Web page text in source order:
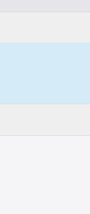
sekä laturin